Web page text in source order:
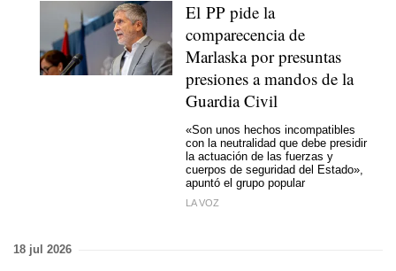
El PP pide la
comparecencia de
Marlaska por presuntas
presiones a mandos de la
Guardia Civil
«Son unos hechos incompatibles
con la neutralidad que debe presidir
la actuación de las fuerzas y
cuerpos de seguridad del Estado»,
apuntó el grupo popular
LA VOZ
18 jul 2026